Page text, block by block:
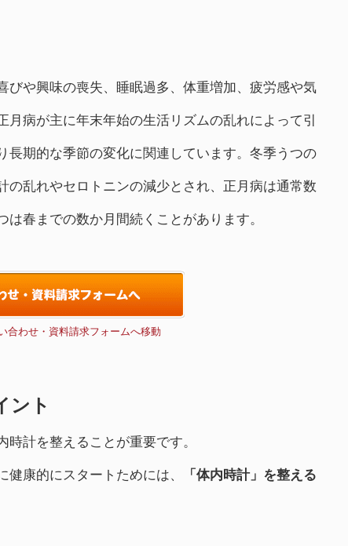
びや興味の喪失、睡眠過多、体重増加、疲労感や気
病が主に年末年始の生活リズムの乱れによって引
長期的な季節の変化に関連しています。冬季うつの
の乱れやセロトニンの減少とされ、正月病は通常数
春までの数か月間続くことがあります。
合わせ・資料請求フォームへ移動
ント
計を整えることが重要です。
康的にスタートためには、 「体内時計」を整える